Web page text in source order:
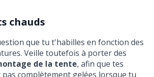
chauds
que tu t'habilles en fonction des
Veille toutefois à porter des
de la tente, afin que tes
complètement gelées lorsque tu